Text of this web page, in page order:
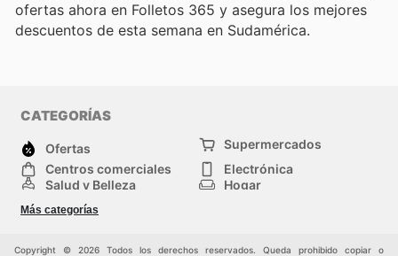
ofertas ahora en Folletos 365 y asegura los mejores
descuentos de esta semana en Sudamérica.
CATEGORÍAS
Ofertas
Supermercados
Centros comerciales
Electrónica
Salud y Belleza
Hogar
Construcción
Más categorías
Copyright © 2026 Todos los derechos reservados. Queda prohibido copiar o